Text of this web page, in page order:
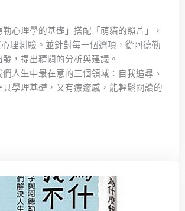
心理學的基礎」搭配「萌貓的照片」，
理測驗。並針對每一個選項，從阿德勒
，提出精闢的分析與建議。
生中最在意的三個領域：自我追尋、
學理基礎，又有療癒感，能輕鬆閱讀的